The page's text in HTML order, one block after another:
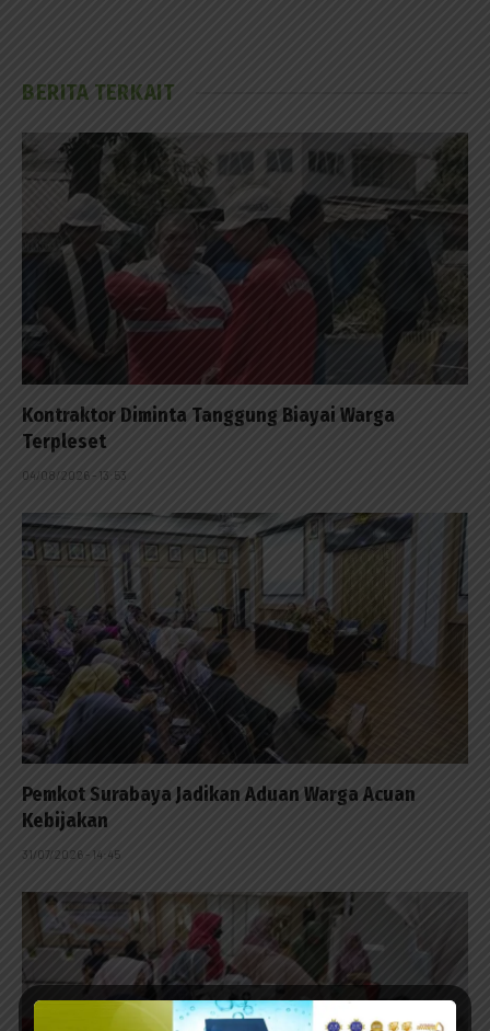
BERITA TERKAIT
Kontraktor Diminta Tanggung Biayai Warga
Terpleset
04/08/2026 - 13:53
Pemkot Surabaya Jadikan Aduan Warga Acuan
Kebijakan
31/07/2026 - 14:45